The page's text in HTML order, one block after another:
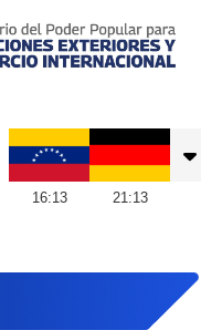
16:13 21 :13